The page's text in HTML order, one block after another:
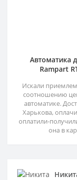
Автоматика
Rampart
Искали
соотношению
автоматике.
Харькова,
оплатили-
она в